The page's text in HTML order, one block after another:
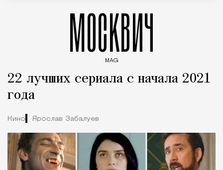
МОСКВИЧ
MAG
22 лучших сериала с начала 2021
года
Кино Ярослав Забалуев